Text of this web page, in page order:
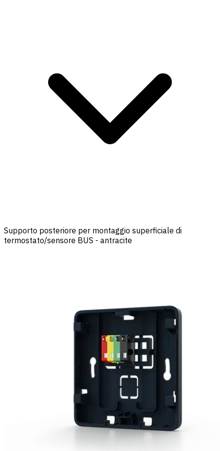
Supporto posteriore per montaggio superficiale di
termostato/sensore BUS - antracite